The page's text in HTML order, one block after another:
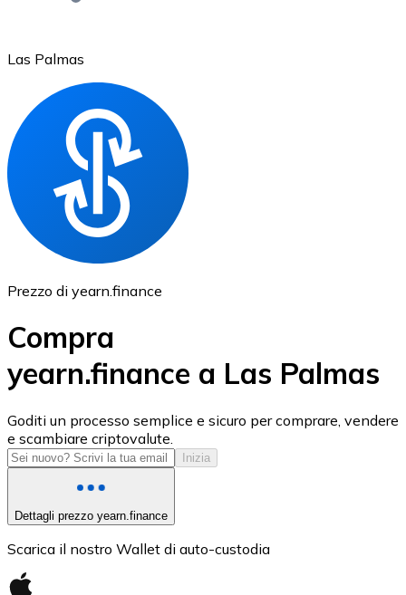
Ethereum
ETH
USD Coin
USDC
Las Palmas
Prezzo di yearn.finance
Compra
yearn.finance a Las Palmas
Goditi un processo semplice e sicuro per comprare, vendere
e scambiare criptovalute.
Inizia
Dettagli prezzo yearn.finance
Scarica il nostro Wallet di auto-custodia